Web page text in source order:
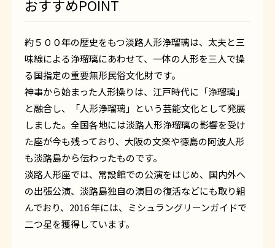
おすすめPOINT
約５００年の歴史をもつ淡路人形浄瑠璃は、太夫と三
味線による浄瑠璃にあわせて、一体の人形を三人で操
る国指定の重要無形民俗文化財です。
神事から始まった人形操りは、江戸時代に「浄瑠璃」
と融合し、「人形浄瑠璃」という芸能文化として発展
しました。全国各地には淡路人形浄瑠璃の影響を受け
た座が今も残っており、大阪の文楽や徳島の阿波人形
も淡路島から伝わったものです。
淡路人形座では、常設館での公演をはじめ、国内外へ
の出張公演、淡路島独自の演目の復活などにも取り組
んでおり、2016 年には、ミシュラングリーンガイドで
二つ星を獲得しています。